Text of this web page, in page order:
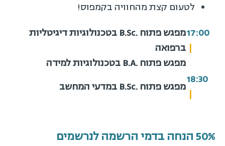
לטעום קצת מהחוויה בקמפוס!
17:00
|
מפגש פתוח .B.Sc בטכנולוגיות דיגיטליות
ברפואה
מפגש פתוח .B.A בטכנולוגיות למידה
18:30
|
מפגש פתוח .B.Sc במדעי המחשב
50% הנחה בדמי הרשמה לנרשמים